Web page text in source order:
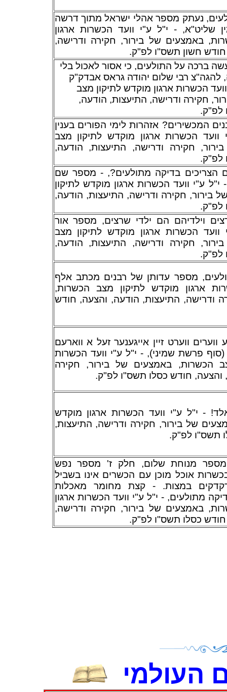
נעתק מספר אהלי ישראל מתוך דרשה
שליט"א, - י"ל ע"י וועד הכשרות ארגון
באמצעים של בירור, חקירה ודרישה,
חשון תשס"ו לפ"ק.
ברכה על התולעים, כי אסור לאכול בלי
רבי שלום יהודה גראס אבדק"ק
הכשרות ארגון מוקדש לתיקון מצב
חקירה ודרישה, התיעצות, הודעה,
לפ"ק.
המכשירים? אזהרות לימי הפורים בענין
וועד הכשרות ארגון מוקדש לתיקון מצב
חקירה ודרישה, התיעצות, הודעה,
לפ"ק.
הצריכים בדיקה מתולעים?, - מספר שם
ע"י וועד הכשרות ארגון מוקדש לתיקון
בירור, חקירה ודרישה, התיעצות, הודעה,
לפ"ק.
וילדיהם הם ילדי שרצים, מספר אור
הכשרות ארגון מוקדש לתיקון מצב
חקירה ודרישה, התיעצות, הודעה,
לפ"ק.
מספר עדותן של רבנים מכתב אלף
ארגון מוקדש לתיקון מצב הכשרות,
ודרישה, התיעצות, הודעה, והצעה, חודש
ווערט זיין אייגענער זעל א ווארעם
פרשת שמיני), - י"ל ע"י וועד הכשרות
הכשרות, באמצעים של בירור, חקירה
והצעה, חודש כסלו תשס"ו לפ"ק.
- י"ל ע"י וועד הכשרות ארגון מוקדש
של בירור, חקירה ודרישה, התיעצות,
תשס"ו לפ"ק.
מספר מנוחת שלום, חלק ז' מספר נפש
אוכל מוכן עם הכשרים אינו בשביל
במצות. - קצת מחומר מאכלות
מתולעים, - י"ל ע"י וועד הכשרות ארגון
באמצעים של בירור, חקירה ודרישה,
כסלו תשס"ו לפ"ק.
העולמי